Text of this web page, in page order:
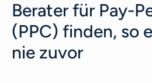
Berater für Pay-
(PPC) finden, so
nie zuvor